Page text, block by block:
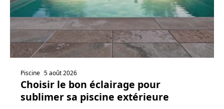
Piscine 5 août 2026
Choisir le bon éclairage pour
sublimer sa piscine extérieure